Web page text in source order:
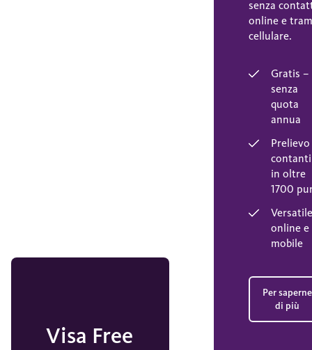
senza
online e
cellulare.
Gratis –
senza
quota
annua
in oltre
1700
online e
mobile
Per saperne
di più
Visa Free